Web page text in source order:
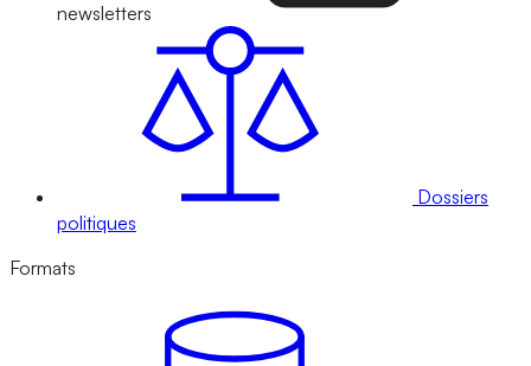
newsletters
Dossiers
politiques
Formats